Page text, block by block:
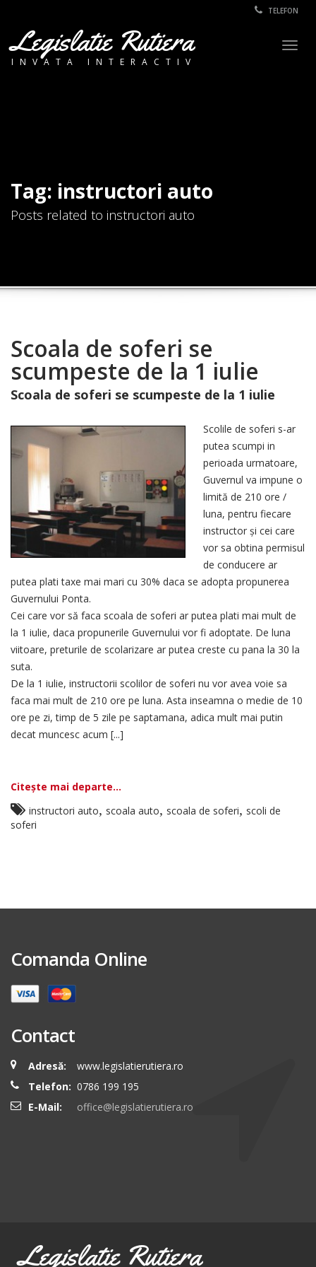
TELEFON
Legislatie Rutiera
INVATA INTERACTIV
Tag: instructori auto
Posts related to instructori auto
Scoala de soferi se
scumpeste de la 1 iulie
Scoala de soferi se scumpeste de la 1 iulie
Scolile de soferi s-ar
putea scumpi in
perioada urmatoare,
Guvernul va impune o
limită de 210 ore /
luna, pentru fiecare
instructor şi cei care
vor sa obtina permisul
de conducere ar
putea plati taxe mai mari cu 30% daca se adopta propunerea
Guvernului Ponta.
Cei care vor să faca scoala de soferi ar putea plati mai mult de
la 1 iulie, daca propunerile Guvernului vor fi adoptate. De luna
viitoare, preturile de scolarizare ar putea creste cu pana la 30 la
suta.
De la 1 iulie, instructorii scolilor de soferi nu vor avea voie sa
faca mai mult de 210 ore pe luna. Asta inseamna o medie de 10
ore pe zi, timp de 5 zile pe saptamana, adica mult mai putin
decat muncesc acum [...]
Citește mai departe...
instructori auto, scoala auto, scoala de soferi, scoli de
soferi
Comanda Online
Contact
Adresă:
www.legislatierutiera.ro
Telefon: 0786 199 195
E-Mail:
office@legislatierutiera.ro
Legislatie Rutiera